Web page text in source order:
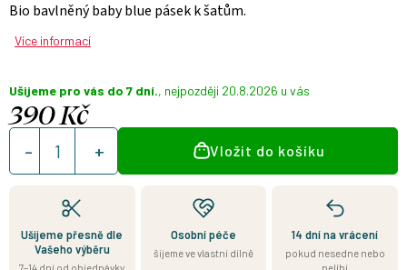
Bio bavlněný baby blue pásek k šatům.
Více informací
Ušijeme pro vás do 7 dní. 20.8.2026
390 Kč
Měrná
cena:
Vložit do košíku
Ušijeme přesně dle
Vašeho výběru
7–14 dní od objednávky
Osobní péče
šijeme ve vlastní dílně
14 dní na vrácení
pokud nesedne nebo
nelíbí